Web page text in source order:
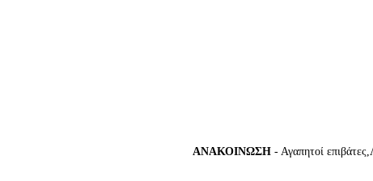
ΑΝΑΚΟΙΝΩΣΗ- Αγαπητοί